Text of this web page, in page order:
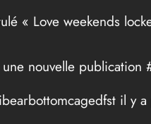
« Love weekends
nouvelle
il y